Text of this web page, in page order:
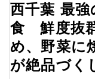
西千葉 最強
食 鮮度抜
め、野菜に
が絶品づく